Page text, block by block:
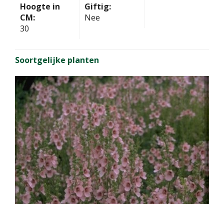
Hoogte in
CM:
30
Giftig:
Nee
Soortgelijke planten